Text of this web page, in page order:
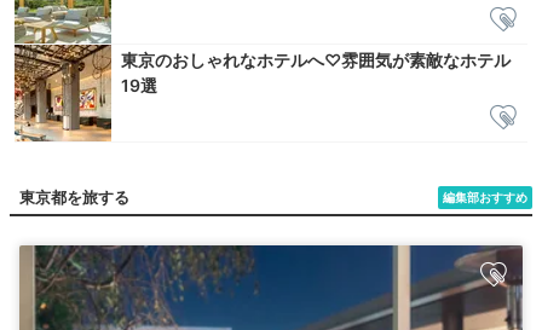
東京のおしゃれなホテルへ♡雰囲気が素敵なホテル
19選
編集部おすすめ
東京都を旅する